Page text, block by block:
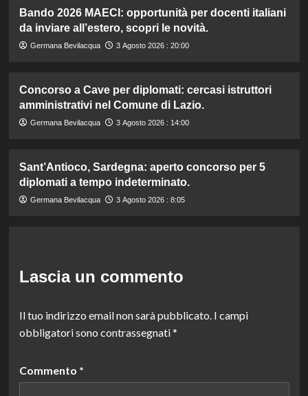
Bando 2026 MAECI: opportunità per docenti italiani
da inviare all’estero, scopri le novità.
Germana Bevilacqua 3 Agosto 2026 : 20:00
Concorso a Cave per diplomati: cercasi istruttori
amministrativi nel Comune di Lazio.
Germana Bevilacqua 3 Agosto 2026 : 14:00
Sant’Antioco, Sardegna: aperto concorso per 5
diplomati a tempo indeterminato.
Germana Bevilacqua 3 Agosto 2026 : 8:05
Lascia un commento
Il tuo indirizzo email non sarà pubblicato. I campi
obbligatori sono contrassegnati*
Commento *